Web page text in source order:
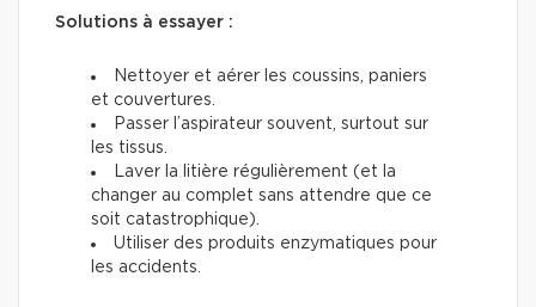
Solutions à essayer :
Nettoyer et aérer les coussins, paniers
et couvertures.
Passer l’aspirateur souvent, surtout sur
les tissus.
Laver la litière régulièrement (et la
changer au complet sans attendre que ce
soit catastrophique).
Utiliser des produits enzymatiques pour
les accidents.